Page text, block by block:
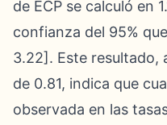
de ECP se calculó en
confianza del 95%
3.22]. Este resultado,
de 0.81, indica que
observada en las